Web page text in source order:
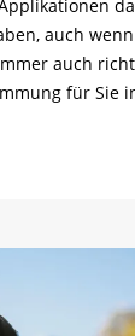
auch
auch
für Sie